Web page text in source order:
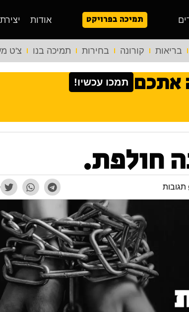
תמיכה בפרויקט אודות
בריאות קורונה בחירות תמיכה בנו צ'ט
אתכם תמכו עכשיו!
חולפת.
תגובות